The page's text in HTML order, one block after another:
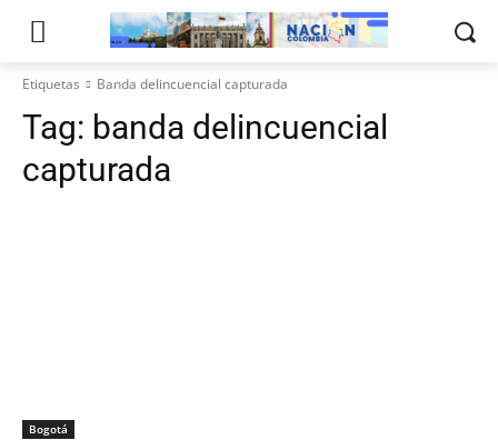
Etiquetas Banda delincuencial capturada
Tag: banda delincuencial
capturada
Bogotá